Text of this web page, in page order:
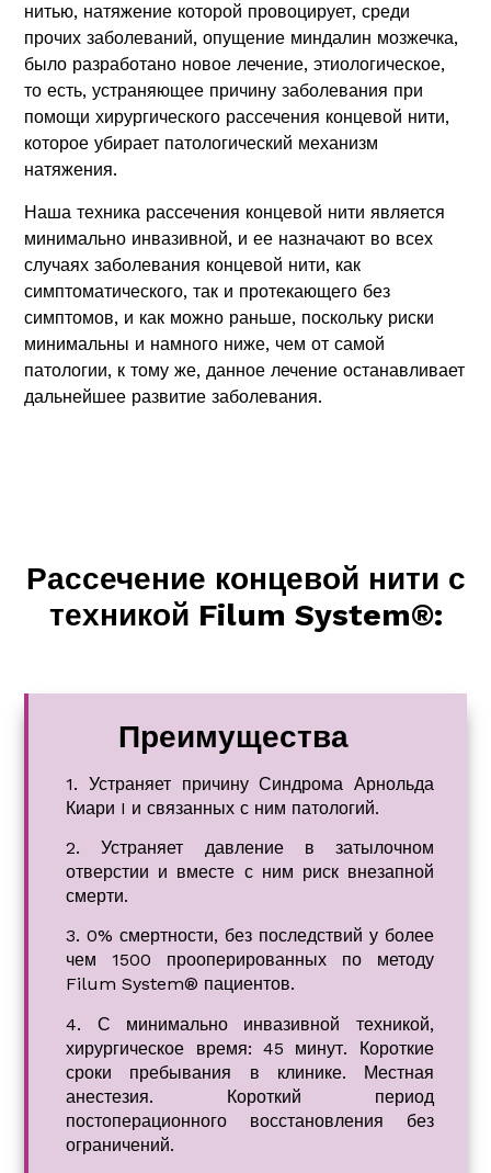
нитью, натяжение которой провоцирует, среди
прочих заболеваний, опущение миндалин мозжечка,
было разработано новое лечение, этиологическое,
то есть, устраняющее причину заболевания при
помощи хирургического рассечения концевой нити,
которое убирает патологический механизм
натяжения.
Наша техника рассечения концевой нити является
минимально инвазивной, и ее назначают во всех
случаях заболевания концевой нити, как
симптоматического, так и протекающего без
симптомов, и как можно раньше, поскольку риски
минимальны и намного ниже, чем от самой
патологии, к тому же, данное лечение останавливает
дальнейшее развитие заболевания.
Рассечение концевой нити с
техникой Filum System®:
Преимущества
1. Устраняет причину Синдрома Арнольда
Киари I и связанных с ним патологий.
2. Устраняет давление в затылочном
отверстии и вместе с ним риск внезапной
смерти.
3. 0% смертности, без последствий у более
чем 1500 прооперированных по методу
Filum System® пациентов.
4. С минимально инвазивной техникой,
хирургическое время: 45 минут. Короткие
сроки пребывания в клинике. Местная
анестезия. Короткий период
постоперационного восстановления без
ограничений.